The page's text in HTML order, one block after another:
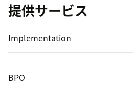
提供サービス
Implementation
BPO